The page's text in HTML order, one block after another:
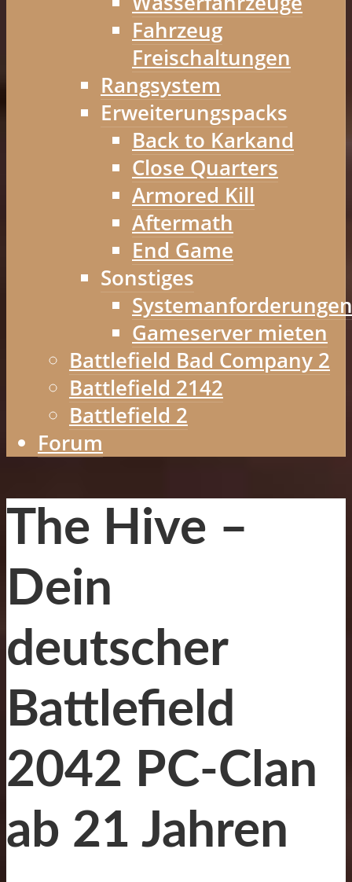
Fahrzeug
Freischaltungen
Rangsystem
Erweiterungspacks
Back to Karkand
Close Quarters
Armored Kill
Aftermath
End Game
Sonstiges
Systemanforderungen
Gameserver mieten
Battlefield Bad Company 2
Battlefield 2142
Battlefield 2
Forum
The Hive –
Dein
deutscher
Battlefield
2042 PC-Clan
ab 21 Jahren